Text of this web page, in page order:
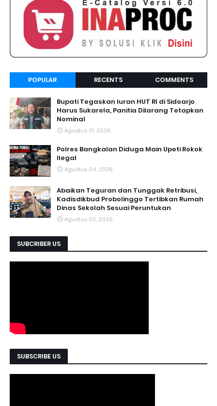
POPULAR RECENTS COMMENTS
Bupati Tegaskan Iuran HUT RI di Sidoarjo
Harus Sukarela, Panitia Dilarang Tetapkan
Nominal
Agustus 01, 2026
Polres Bangkalan Diduga Main Upeti Rokok
Ilegal
Agustus 04, 2026
Abaikan Teguran dan Tunggak Retribusi,
Kadisdikbud Probolinggo Tertibkan Rumah
Dinas Sekolah Sesuai Peruntukan
Agustus 03, 2026
SUBCRIBER US
SUBSCRIBE US